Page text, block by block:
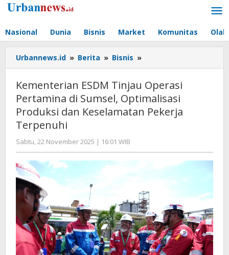
Lewati
Nasional Dunia Bisnis Market Komunitas
Urbannews.id » Berita » Bisnis »
ESDM
Operasi
Pertamina
di
dan
Keselamatan
Kementerian ESDM Tinjau Operasi
Pertamina di Sumsel, Optimalisasi
Produksi dan Keselamatan Pekerja
Terpenuhi
Sabtu, 22 November 2025 | 16:01 WIB
Editor